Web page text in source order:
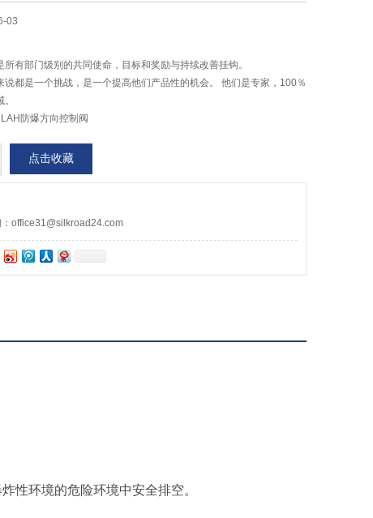
03
所有部门级别的共同使命，目标和奖励与持续改善挂钩。
说都是一个挑战，是一个提高他们产品性的机会。 他们是专家，100％
防爆方向控制阀
点击收藏
office31@silkroad24.com
性环境的危险环境中安全排空。